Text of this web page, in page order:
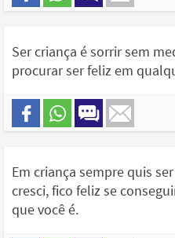
Ser criança é sorrir sem
procurar ser feliz em
Em criança sempre quis
cresci, fico feliz se
que você é.